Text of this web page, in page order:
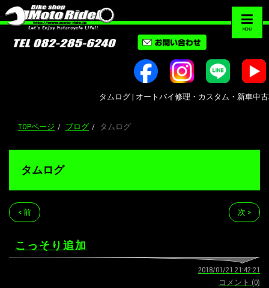
MENU
タムログ | オートバイ修理・カスタム・新車中古
TOPページ ブログ タムログ
タムログ
< 前 次 >
こっそり追加
2018/01/21 21:42:21
コメント (0)